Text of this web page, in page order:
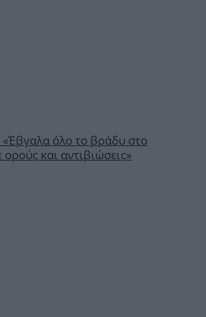
όλο το βράδυ στο
και αντιβιώσεις»